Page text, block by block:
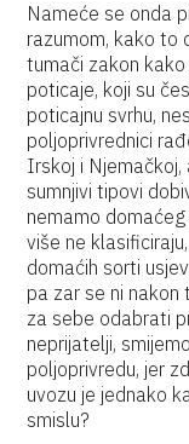
Nameće se onda
razumom, kako to
tumači zakon
poticaje, koji su
poticajnu svrhu,
poljoprivrednici
Irskoj i Njemačkoj,
sumnjivi tipovi
nemamo
više ne
domaćih sorti
pa zar se ni nakon
za sebe odabrati
neprijatelji,
poljoprivredu, jer
uvozu je jednako
smislu?